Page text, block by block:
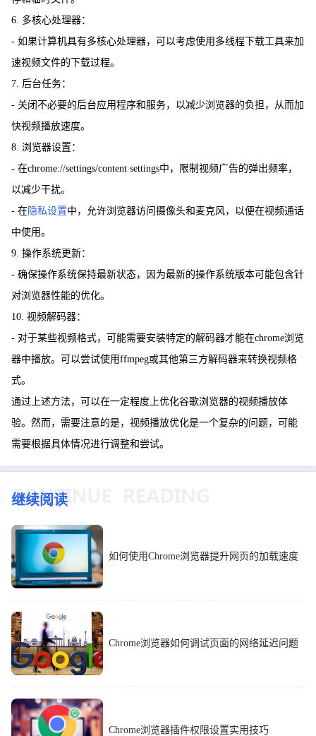
6. 多核心处理器：
- 如果计算机具有多核心处理器，可以考虑使用多线程下载工具来加
速视频文件的下载过程。
7. 后台任务：
- 关闭不必要的后台应用程序和服务，以减少浏览器的负担，从而加
快视频播放速度。
8. 浏览器设置：
- 在chrome://settings/content settings中，限制视频广告的弹出频率，
以减少干扰。
- 在隐私设置中，允许浏览器访问摄像头和麦克风，以便在视频通话
中使用。
9. 操作系统更新：
- 确保操作系统保持最新状态，因为最新的操作系统版本可能包含针
对浏览器性能的优化。
10. 视频解码器：
- 对于某些视频格式，可能需要安装特定的解码器才能在chrome浏览
器中播放。可以尝试使用ffmpeg或其他第三方解码器来转换视频格
式。
通过上述方法，可以在一定程度上优化谷歌浏览器的视频播放体
验。然而，需要注意的是，视频播放优化是一个复杂的问题，可能
需要根据具体情况进行调整和尝试。
继续阅读
如何使用Chrome浏览器提升网页的加载速度
Chrome浏览器如何调试页面的网络延迟问题
Chrome浏览器插件权限设置实用技巧